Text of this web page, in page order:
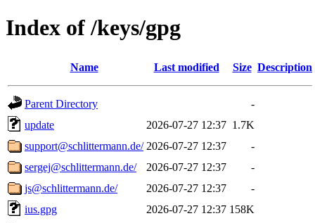
Index of /keys/gpg
Name Last modified Size Description
Parent Directory
-
update
2026-07-27 12:37 1.7K
support@schlittermann.de/ 2026-07-27 12:37
-
sergej@schlittermann.de/
2026-07-27 12:37
-
js@schlittermann.de/
2026-07-27 12:37
-
ius.gpg
2026-07-27 12:37 158K